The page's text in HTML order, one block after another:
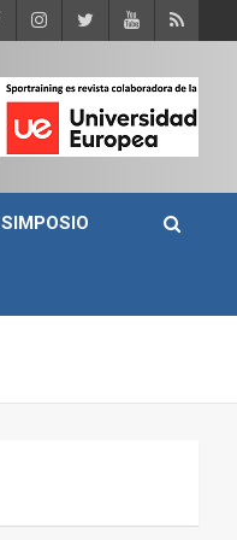
SIMPOSIO